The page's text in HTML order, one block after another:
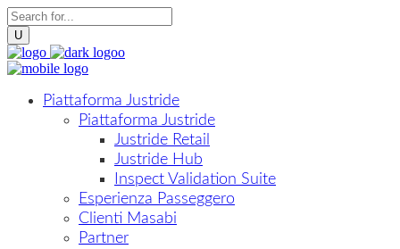
Piattaforma Justride
Piattaforma Justride
Justride Retail
Justride Hub
Inspect Validation Suite
Esperienza Passeggero
Clienti Masabi
Partner